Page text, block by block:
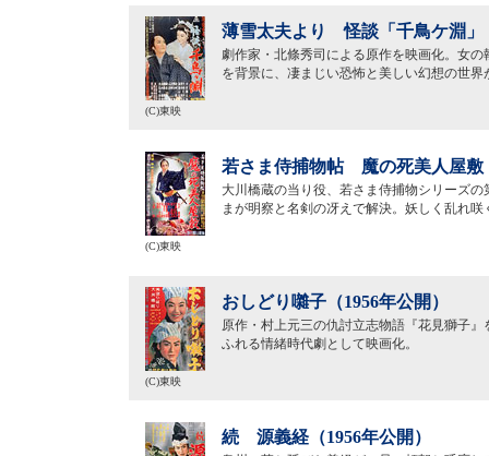
薄雪太夫より 怪談「千鳥ケ淵」
劇作家・北條秀司による原作を映画化。女
を背景に、凄まじい恐怖と美しい幻想の世界
(C)東映
若さま侍捕物帖 魔の死美人屋敷
大川橋蔵の当り役、若さま侍捕物シリーズ
まが明察と名剣の冴えで解決。妖しく乱れ
(C)東映
おしどり囃子（1956年公開）
原作・村上元三の仇討立志物語『花見獅子
ふれる情緒時代劇として映画化。
(C)東映
続 源義経（1956年公開）